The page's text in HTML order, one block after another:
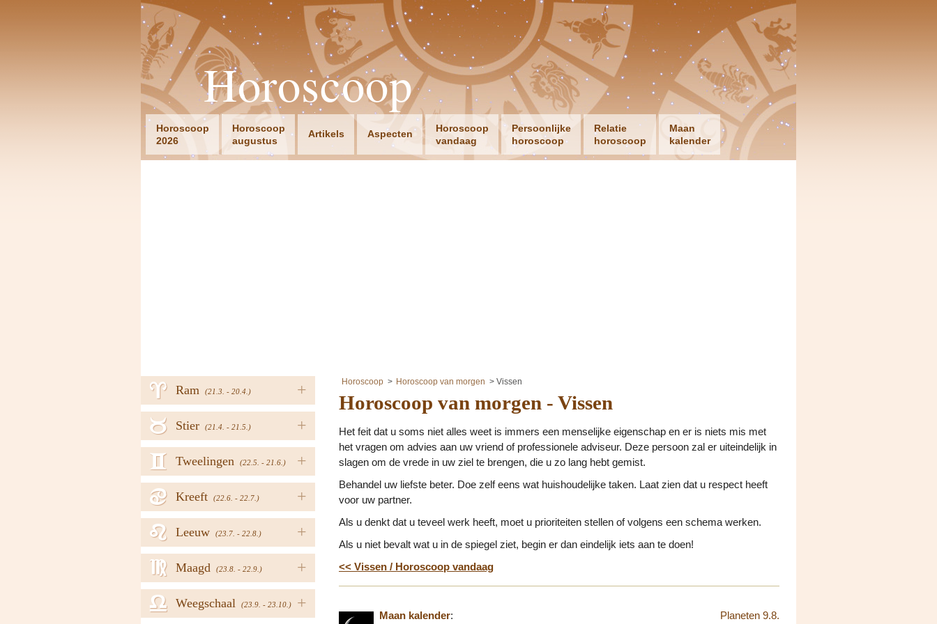
Horoscoop
Horoscoop
2026
Horoscoop
augustus
Artikels Aspecten
Horoscoop
vandaag
Persoonlijke
horoscoop
Relatie
horoscoop
Maan
kalender
+
Ram (21.3. - 20.4.)
a
+
Stier (21.4. - 21.5.)
b
+
Tweelingen (22.5. - 21.6.)
c
+
Kreeft (22.6. - 22.7.)
d
+
Leeuw (23.7. - 22.8.)
e
+
Maagd (23.8. - 22.9.)
f
+
Weegschaal (23.9. - 23.10.)
g
Horoscoop Horoscoop van morgen Vissen
Horoscoop van morgen - Vissen
Het feit dat u soms niet alles weet is immers een menselijke eigenschap en er is niets mis met
het vragen om advies aan uw vriend of professionele adviseur. Deze persoon zal er uiteindelijk in
slagen om de vrede in uw ziel te brengen, die u zo lang hebt gemist.
Behandel uw liefste beter. Doe zelf eens wat huishoudelijke taken. Laat zien dat u respect heeft
voor uw partner.
Als u denkt dat u teveel werk heeft, moet u prioriteiten stellen of volgens een schema werken.
Als u niet bevalt wat u in de spiegel ziet, begin er dan eindelijk iets aan te doen!
<< Vissen / Horoscoop vandaag
Planeten 9.8.
Maan kalender: